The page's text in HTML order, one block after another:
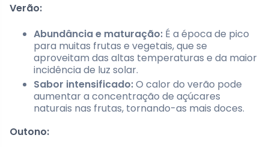
Verão:
Abundância e maturação: É a época de pico
para muitas frutas e vegetais, que se
aproveitam das altas temperaturas e da maior
incidência de luz solar.
Sabor intensificado:O calor do verão pode
aumentar a concentração de açúcares
naturais nas frutas, tornando-as mais doces.
Outono: